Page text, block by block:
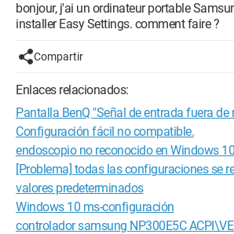
bonjour, j'ai un ordinateur portable
installer Easy Settings. comment faire ?
Compartir
Enlaces relacionados:
Pantalla BenQ "Señal de entrada fuera de
Configuración fácil no compatible.
endoscopio no reconocido en Windows 10
[Problema] todas las configuraciones se
valores predeterminados
Windows 10 ms-configuración
controlador samsung NP300E5C